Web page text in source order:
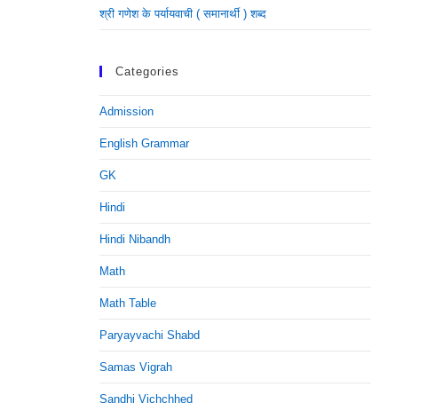
श्री गणेश के पर्यायवाची ( समानार्थी ) शब्द
Categories
Admission
English Grammar
GK
Hindi
Hindi Nibandh
Math
Math Table
Paryayvachi Shabd
Samas Vigrah
Sandhi Vichchhed